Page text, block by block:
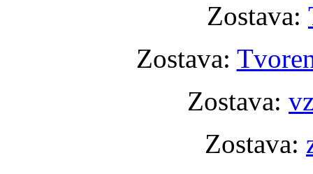
Zostava:
Zostava:
Zostava:
Zostava: